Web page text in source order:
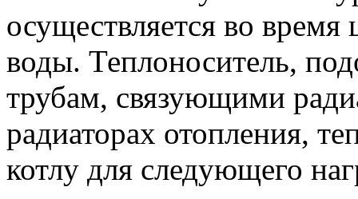
осуществляется во
воды. Теплоноситель,
трубам, связующими
радиаторах отопления,
котлу для следующего